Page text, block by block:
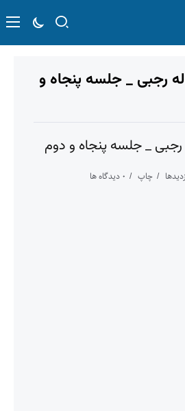
اله رجبی _ جلسه پنجاه و
چاپ ۰ دیدگاه ها